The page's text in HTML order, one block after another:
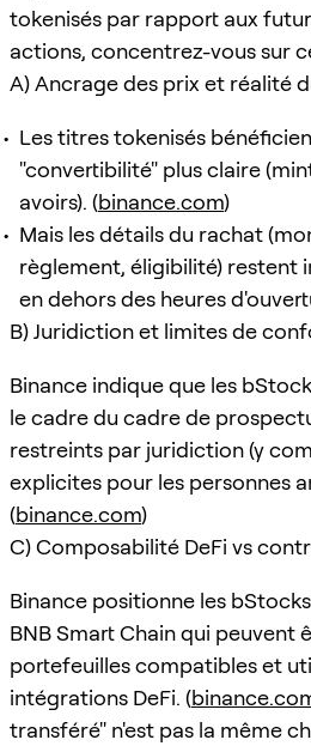
tokenisés par rapport aux
actions, concentrez-vous sur
A) Ancrage des prix et réalité
Les titres tokenisés
"convertibilité" plus claire
avoirs). (binance.com)
Mais les détails du rachat
règlement, éligibilité) restent
en dehors des heures
B) Juridiction et limites de
Binance indique que les
le cadre du cadre de
restreints par juridiction (y
explicites pour les personnes
(binance.com)
C) Composabilité DeFi vs
Binance positionne les
BNB Smart Chain qui peuvent
portefeuilles compatibles et
intégrations DeFi. (
transféré" n'est pas la même